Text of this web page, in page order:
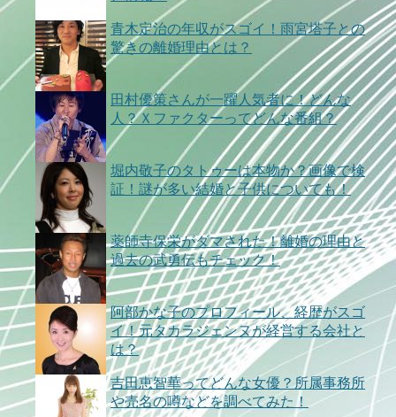
青木定治の年収がスゴイ！雨宮塔子との
驚きの離婚理由とは？
田村優策さんが一躍人気者に！どんな
人？Ｘファクターってどんな番組？
堀内敬子のタトゥーは本物か？画像で検
証！謎が多い結婚と子供についても！
薬師寺保栄がダマされた！離婚の理由と
過去の武勇伝もチェック！
阿部かな子のプロフィール、経歴がスゴ
イ！元タカラジェンヌが経営する会社と
は？
吉田恵智華ってどんな女優？所属事務所
や売名の噂などを調べてみた！